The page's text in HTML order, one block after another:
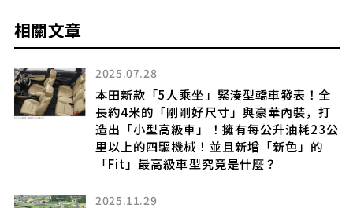
相關文章
型轎車發表！全
與豪華內裝，打
有每公升油耗23公
全長3.8m！關注Suzuki「
wagon」！採用最高“油耗
海軍藍的客廳風內裝”！針
台、以「設計與低油耗」受
「Solio」所出現的回響